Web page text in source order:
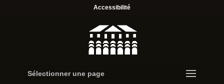
Accessibilité
Sélectionner une page